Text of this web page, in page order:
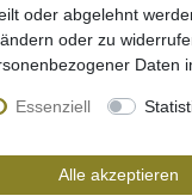
oder abgelehnt
oder zu
Daten
Essenziell
Alle akzeptieren